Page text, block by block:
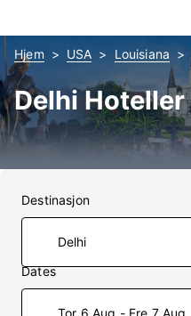
Hjem USA Louisiana
Delhi Hoteller
Destinasjon
Dates
Tor 6 Aug - Fre 7 Aug